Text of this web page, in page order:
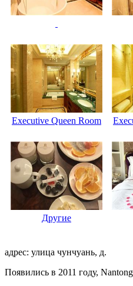
Executive Queen Room
Другие
адрес: улица чунчуань, д.
Появились в 2011 году,